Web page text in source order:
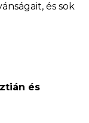
és sok
és